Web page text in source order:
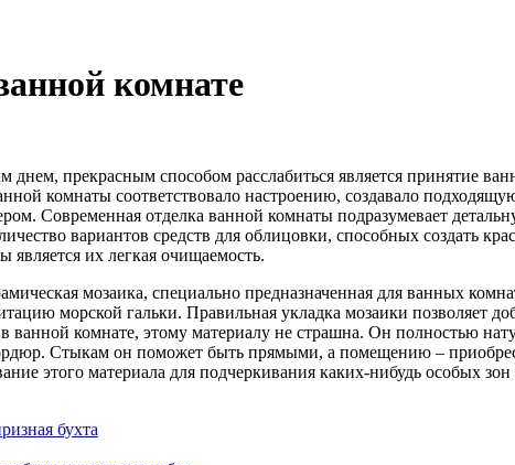
комнате
прекрасным способом расслабиться является принятие
комнаты соответствовало настроению, создавало
Современная отделка ванной комнаты подразумевает
вариантов средств для облицовки, способных создать
их легкая очищаемость.
мозаика, специально предназначенная для ванных
морской гальки. Правильная укладка мозаики позволяет
ванной комнате, этому материалу не страшна. Он полностью
Стыкам он поможет быть прямыми, а помещению –
этого материала для подчеркивания каких-нибудь особых
бухта